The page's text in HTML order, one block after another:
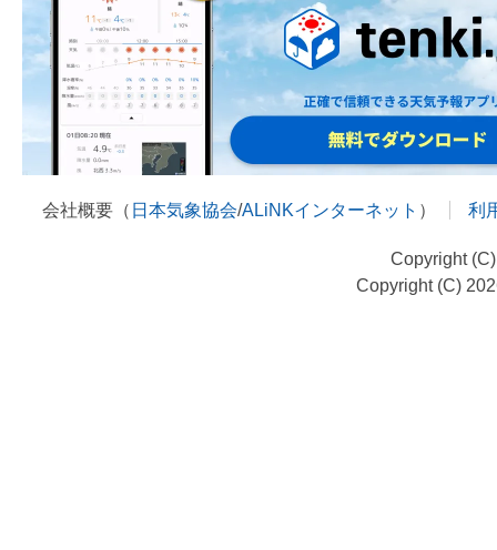
会社概要（ 日本気象協会/ALiNKインターネット ） 利
Copyright
Copyright (C)